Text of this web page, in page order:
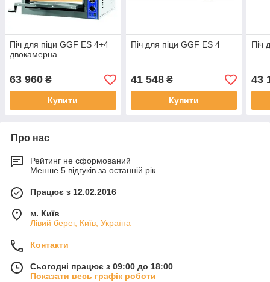
Піч для піци GGF ES 4+4
двокамерна
63 960 ₴
Купити
Піч для піци GGF ES 4
41 548₴
Купити
Піч
43
Про нас
Рейтинг не сформований
Менше 5 відгуків за останній рік
Працює з 12.02.2016
м. Київ
Лівий берег, Київ, Україна
Контакти
Сьогодні працює з 09:00 до 18:00
Показати весь графік роботи